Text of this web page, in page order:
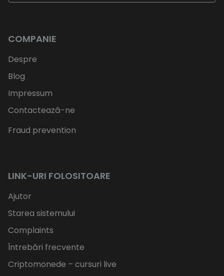
COMPANIE
Despre
Blog
Impressum
Contactează-ne
Fraud prevention
LINK-URI FOLOSITOARE
Ajutor
Starea sistemului
Complaints
Întrebări frecvente
Criptomonede – cursuri live